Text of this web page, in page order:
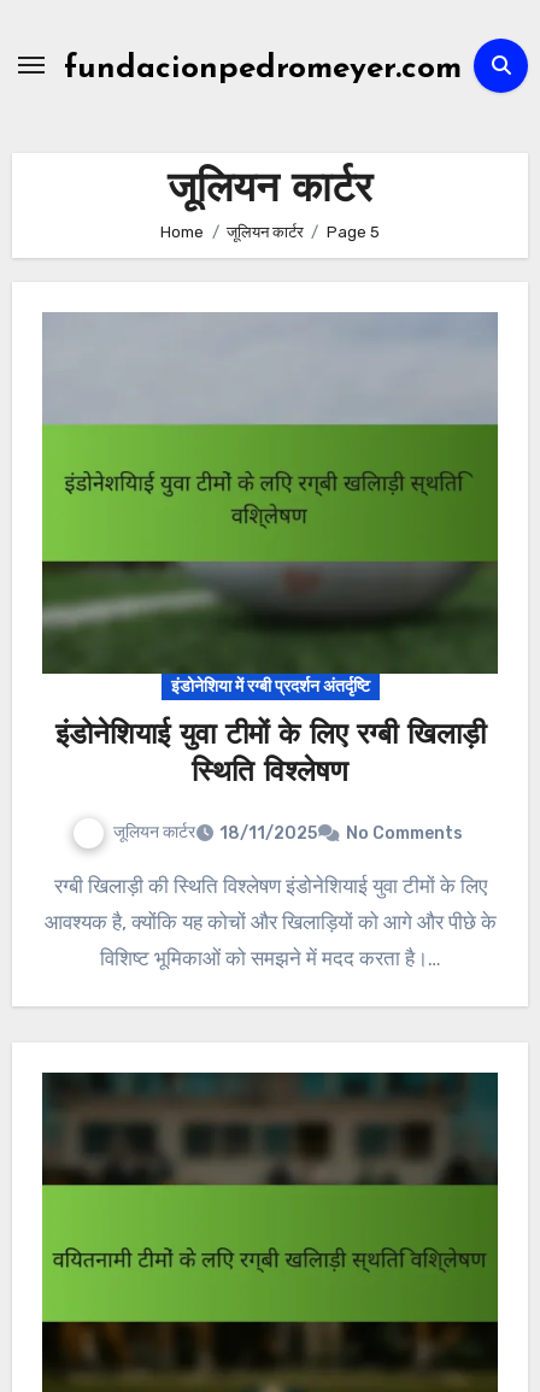
contentfundacionpedromeyer.com
जूलियन कार्टर
Home जूलियन कार्टर Page 5
इंडोनेशिया में रग्बी प्रदर्शन अंतर्दृष्टि
इंडोनेशियाई युवा टीमों के लिए रग्बी खिलाड़ी
स्थिति विश्लेषण
जूलियन कार्टर 18/11/2025 No Comments
रग्बी खिलाड़ी की स्थिति विश्लेषण इंडोनेशियाई युवा टीमों के लिए
आवश्यक है, क्योंकि यह कोचों और खिलाड़ियों को आगे और पीछे के
विशिष्ट भूमिकाओं को समझने में मदद करता है।…